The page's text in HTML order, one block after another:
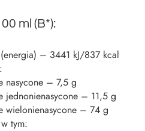
ml (B*):
– 3441 kJ/837 kcal
nasycone – 7,5 g
jednonienasycone – 11,5 g
wielonienasycone – 74 g
tym: